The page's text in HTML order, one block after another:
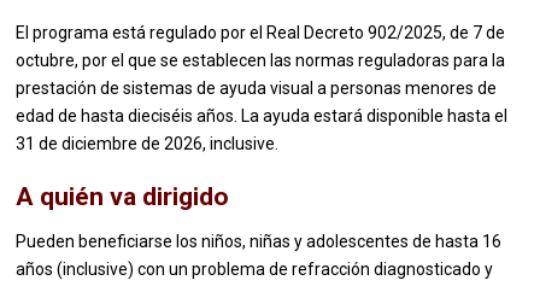
El programa está regulado por el Real Decreto 902/2025, de 7 de
octubre, por el que se establecen las normas reguladoras para la
prestación de sistemas de ayuda visual a personas menores de
edad de hasta dieciséis años. La ayuda estará disponible hasta el
31 de diciembre de 2026, inclusive.
A quién va dirigido
Pueden beneficiarse los niños, niñas y adolescentes de hasta 16
años (inclusive) con un problema de refracción diagnosticado y